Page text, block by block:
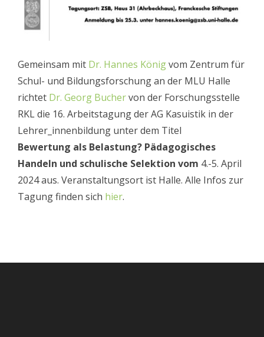
Gemeinsam mit Dr. Hannes Königvom Zentrum für
Schul- und Bildungsforschung an der MLU Halle
richtet Dr. Georg Buchervon der Forschungsstelle
RKL die 16. Arbeitstagung der AG Kasuistik in der
Lehrer_innenbildung unter dem Titel
Bewertung als Belastung? Pädagogisches
Handeln und schulische Selektion vom 4.-5. April
2024 aus. Veranstaltungsort ist Halle. Alle Infos zur
Tagung finden sich hier.